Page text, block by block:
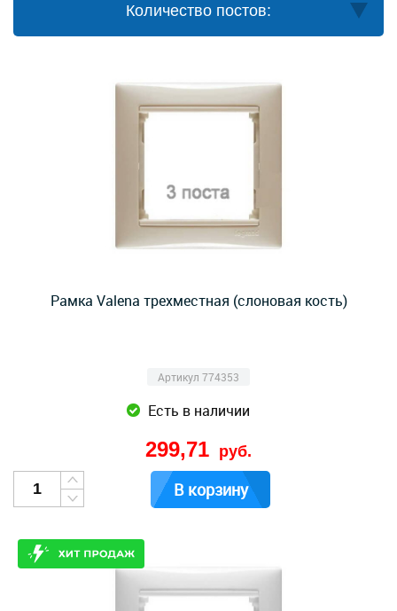
Количество постов:
Рамка Valena трехместная (слоновая кость)
Артикул 774353
Есть в наличии
299,71 руб.
В корзину